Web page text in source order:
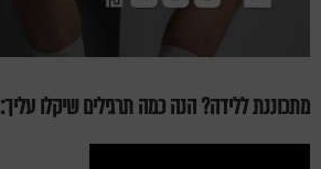
מתכוננת ללידה? הנה כמה תרגילים שיקלו עליך: